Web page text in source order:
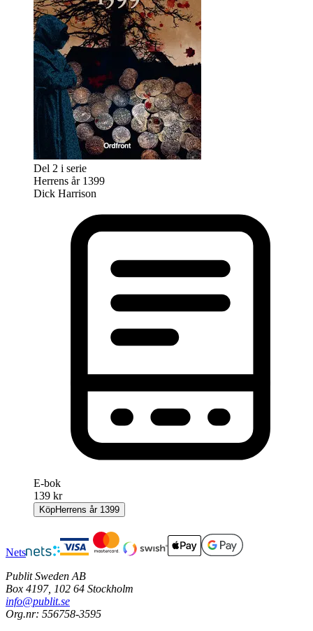
Del 2 i serie
Herrens år 1399
Dick Harrison
E-bok
139 kr
KöpHerrens år 1399
Nets
Publit Sweden AB
Box 4197, 102 64 Stockholm
info@publit.se
Org.nr: 556758-3595